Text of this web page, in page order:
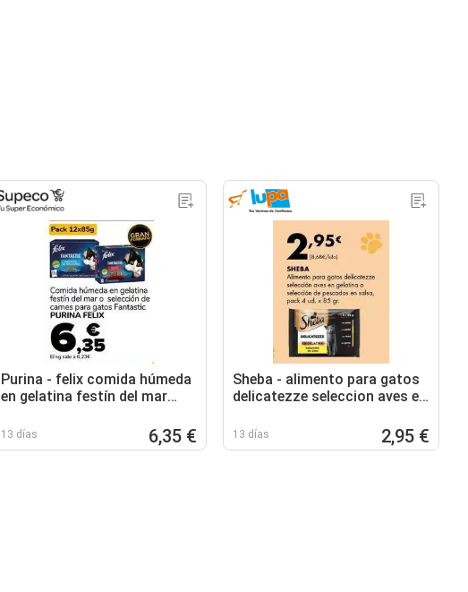
Purina - felix comida húmeda
en gelatina festín del mar
13 días 6,35 €
Sheba - alimento para gatos
delicatezze seleccion aves en
pescados en salsa
13 días 2,95 €